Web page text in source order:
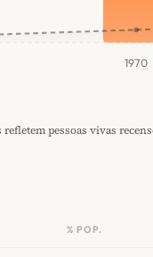
1970
pessoas vivas
% POP.